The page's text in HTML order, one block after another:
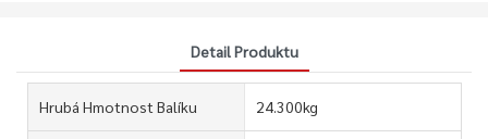
Detail Produktu
Hrubá Hmotnost Balíku 24.300kg